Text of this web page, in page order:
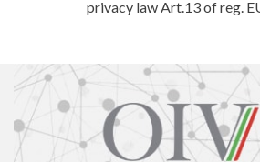
privacy law Art.13 of reg.